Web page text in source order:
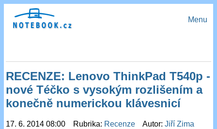
Menu
RECENZE: Lenovo ThinkPad T540p -
nové Téčko s vysokým rozlišením a
konečně numerickou klávesnicí
17. 6. 2014 08:00 Rubrika: Recenze Autor:Jiří Zima